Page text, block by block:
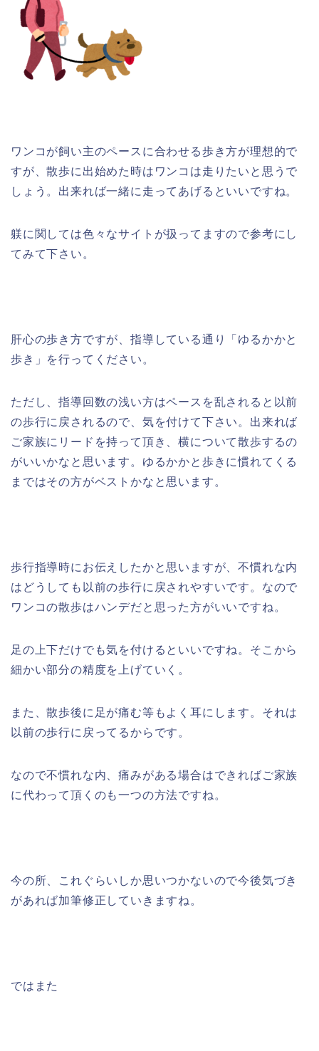
ワンコが飼い主のペースに合わせる歩き方が理想的で
すが、散歩に出始めた時はワンコは走りたいと思うで
しょう。出来れば一緒に走ってあげるといいですね。
躾に関しては色々なサイトが扱ってますので参考にし
てみて下さい。
肝心の歩き方ですが、指導している通り「ゆるかかと
歩き」を行ってください。
ただし、指導回数の浅い方はペースを乱されると以前
の歩行に戻されるので、気を付けて下さい。出来れば
ご家族にリードを持って頂き、横について散歩するの
がいいかなと思います。ゆるかかと歩きに慣れてくる
まではその方がベストかなと思います。
歩行指導時にお伝えしたかと思いますが、不慣れな内
はどうしても以前の歩行に戻されやすいです。なので
ワンコの散歩はハンデだと思った方がいいですね。
足の上下だけでも気を付けるといいですね。そこから
細かい部分の精度を上げていく。
また、散歩後に足が痛む等もよく耳にします。それは
以前の歩行に戻ってるからです。
なので不慣れな内、痛みがある場合はできればご家族
に代わって頂くのも一つの方法ですね。
今の所、これぐらいしか思いつかないので今後気づき
があれば加筆修正していきますね。
ではまた